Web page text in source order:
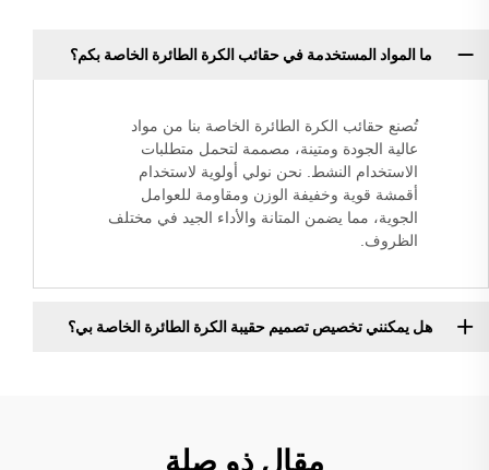
ما المواد المستخدمة في حقائب الكرة الطائرة الخاصة بكم؟
تُصنع حقائب الكرة الطائرة الخاصة بنا من مواد
عالية الجودة ومتينة، مصممة لتحمل متطلبات
الاستخدام النشط. نحن نولي أولوية لاستخدام
أقمشة قوية وخفيفة الوزن ومقاومة للعوامل
الجوية، مما يضمن المتانة والأداء الجيد في مختلف
الظروف.
هل يمكنني تخصيص تصميم حقيبة الكرة الطائرة الخاصة بي؟
مقال ذو صلة